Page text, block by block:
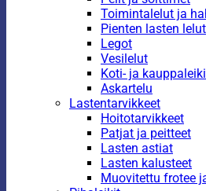
Toimintalelut ja
Pienten lasten lelut
Legot
Vesilelut
Koti- ja
Askartelu
Lastentarvikkeet
Hoitotarvikkeet
Patjat ja peitteet
Lasten astiat
Lasten kalusteet
Muovitettu frotee